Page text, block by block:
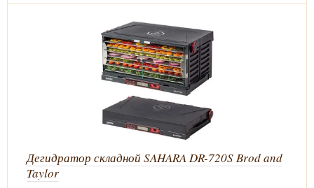
Дегидратор складной SAHARA DR-720S Brod and
Taylor